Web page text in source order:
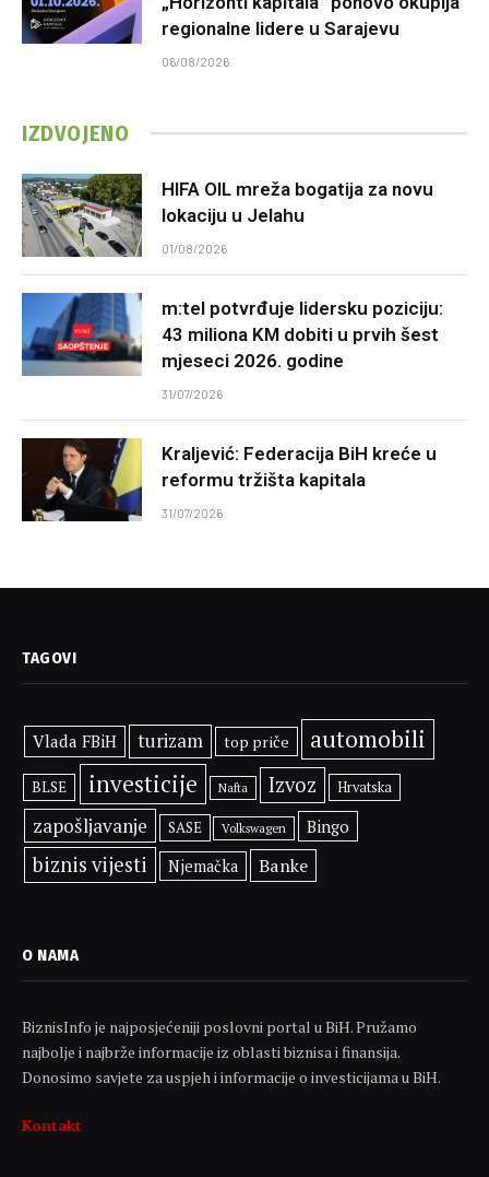
regionalne lidere u Sarajevu
06/08/2026
IZDVOJENO
HIFA OIL mreža bogatija za novu
lokaciju u Jelahu
01/08/2026
m:tel potvrđuje lidersku poziciju:
43 miliona KM dobiti u prvih šest
mjeseci 2026. godine
31/07/2026
Kraljević: Federacija BiH kreće u
reformu tržišta kapitala
31/07/2026
TAGOVI
Vlada FBiH turizam top priče automobili
BLSE investicije Nafta Izvoz Hrvatska
zapošljavanje SASE Volkswagen Bingo
biznis vijesti Njemačka Banke
O NAMA
BiznisInfo je najposjećeniji poslovni portal u BiH. Pružamo
najbolje i najbrže informacije iz oblasti biznisa i finansija.
Donosimo savjete za uspjeh i informacije o investicijama u BiH.
Kontakt